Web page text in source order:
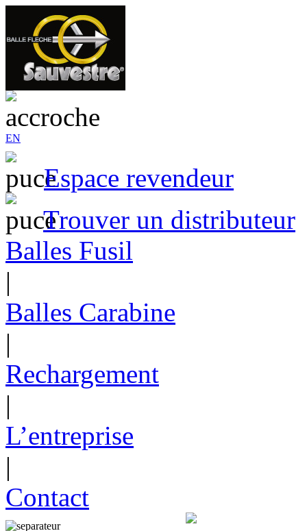
EN
Espace revendeur
Trouver un distributeur
Balles Fusil
|
Balles Carabine
|
Rechargement
|
L’entreprise
|
Contact